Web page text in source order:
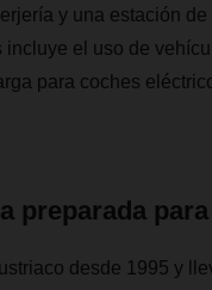
y una estación
el uso de
para coches
preparada
desde 1995 y